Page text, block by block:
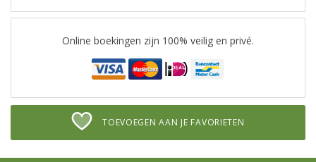
Online boekingen zijn 100% veilig en privé.
TOEVOEGEN AAN JE FAVORIETEN